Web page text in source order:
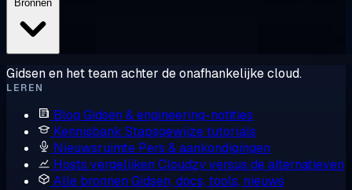
Gidsen en het team achter de onafhankelijke cloud.
LEREN
Blog Gidsen & engineering-notities
Kennisbank Stapsgewijze tutorials
Nieuwsruimte Pers & aankondigingen
Hosts vergelijken Cloudzy versus de alternatieven
Alle bronnen Gidsen, docs, tools, nieuws